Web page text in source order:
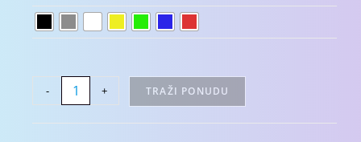
- + TRAŽI PONUDU